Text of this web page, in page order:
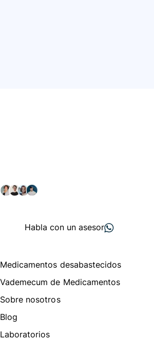
Habla con un asesor
Medicamentos desabastecidos
Vademecum de Medicamentos
Sobre nosotros
Blog
Laboratorios